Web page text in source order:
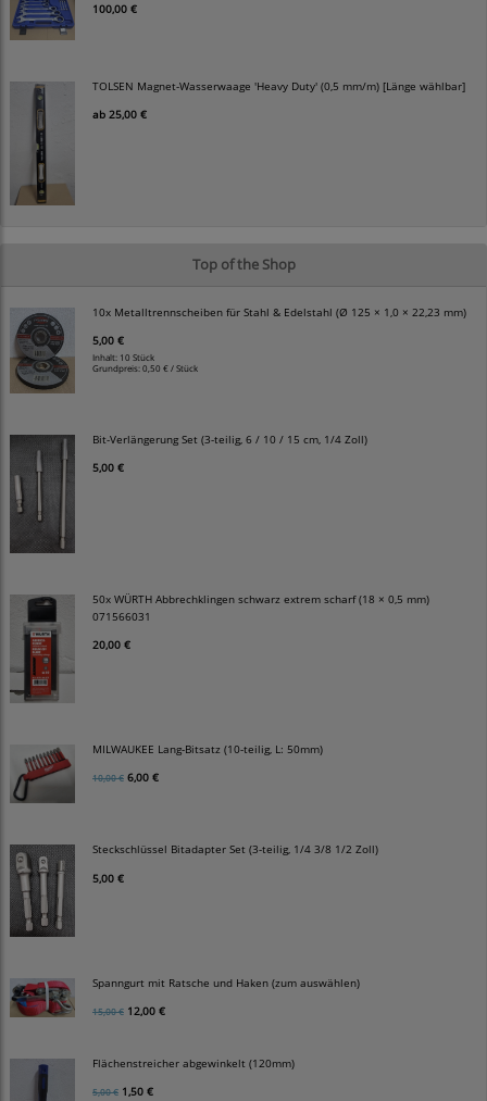
100,00 €
TOLSEN Magnet-Wasserwaage 'Heavy Duty' (0,5 mm/m) [Länge wählbar]
ab 25,00 €
Top of the Shop
10x Metalltrennscheiben für Stahl & Edelstahl (Ø 125 × 1,0 × 22,23 mm)
5,00 €
Inhalt: 10 Stück
Grundpreis:0,50 € / Stück
Bit-Verlängerung Set (3-teilig, 6 / 10 / 15 cm, 1/4 Zoll)
5,00 €
50x WÜRTH Abbrechklingen schwarz extrem scharf (18 × 0,5 mm)
071566031
20,00 €
MILWAUKEE Lang-Bitsatz (10-teilig, L: 50mm)
10,00 € 6,00 €
Steckschlüssel Bitadapter Set (3-teilig, 1/4 3/8 1/2 Zoll)
5,00 €
Spanngurt mit Ratsche und Haken (zum auswählen)
15,00 € 12,00 €
Flächenstreicher abgewinkelt (120mm)
5,00 € 1,50 €